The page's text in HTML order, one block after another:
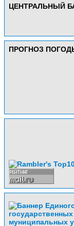
ЦЕНТРАЛЬНЫЙ
ПРОГНОЗ